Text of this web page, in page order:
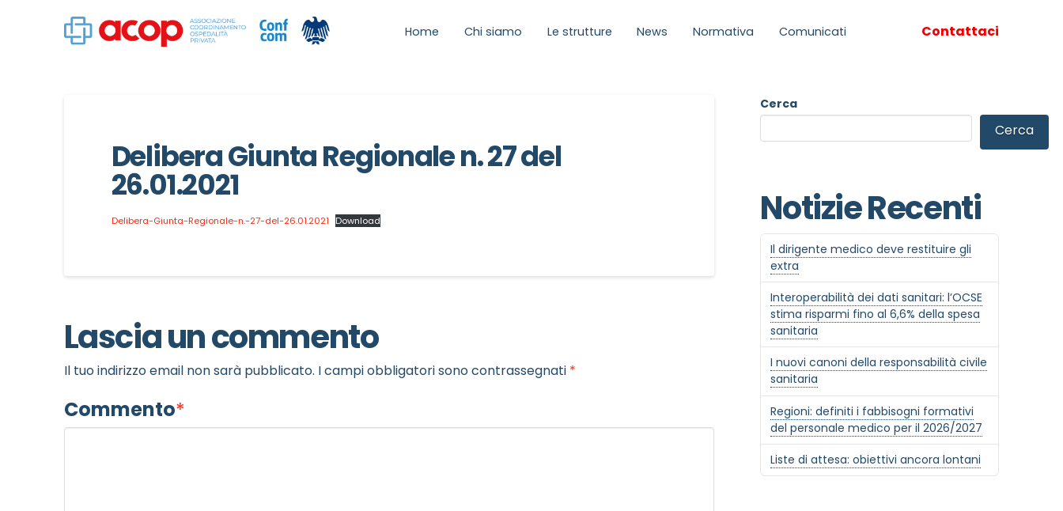
Home Chi siamo Le strutture News Normativa Comunicati Contattaci
Delibera Giunta Regionale n. 27 del
26.01.2021
Delibera-Giunta-Regionale-n.-27-del-26.01.2021 Download
Lascia un commento
Il tuo indirizzo email non sarà pubblicato. I campi obbligatori sono contrassegnati *
Commento*
Cerca
Cerca
Notizie Recenti
Il dirigente medico deve restituire gli
extra
Interoperabilità dei dati sanitari: l’OCSE
stima risparmi fino al 6,6% della spesa
sanitaria
I nuovi canoni della responsabilità civile
sanitaria
Regioni: definiti i fabbisogni formativi
del personale medico per il 2026/2027
Liste di attesa: obiettivi ancora lontani